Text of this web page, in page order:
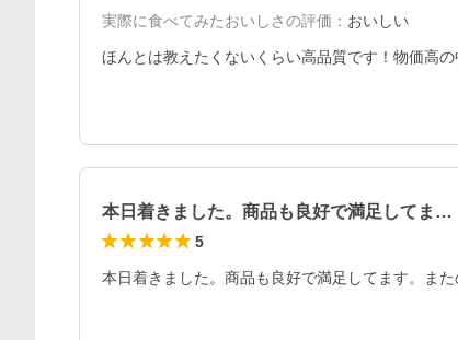
実際に食べてみたおいしさの評価 ： おいしい
ほんとは教えたくないくらい高品質です！物価高
本日着きました。商品も良好で満足してま…
5
本日着きました。商品も良好で満足してます。ま